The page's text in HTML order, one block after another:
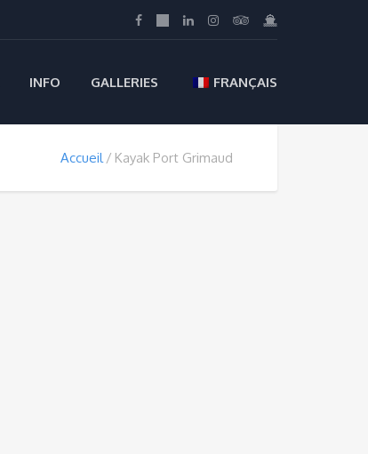
INFO GALLERIES FRANÇAIS
Accueil Kayak Port Grimaud